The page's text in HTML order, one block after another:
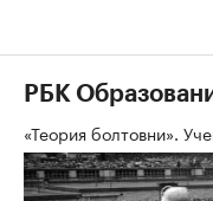
РБК
«Теория болтовни».